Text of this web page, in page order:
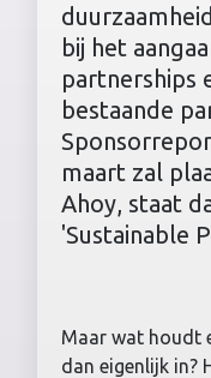
bij het
partnerships
bestaande
maart zal
Ahoy, staat
'Sustainable
Maar wat houdt
dan eigenlijk in?